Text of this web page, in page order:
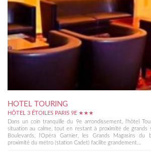
HOTEL TOURING
HÔTEL 3 ÉTOILES PARIS 9E ★★★
Dans un coin tranquille du 9e arrondissement, l'hôtel
situation au calme, tout en restant à proximité de grands
Boulevards, l'Opéra Garnier, les Grands Magasins du
proximité du métro (station Cadet) facilite grandement...